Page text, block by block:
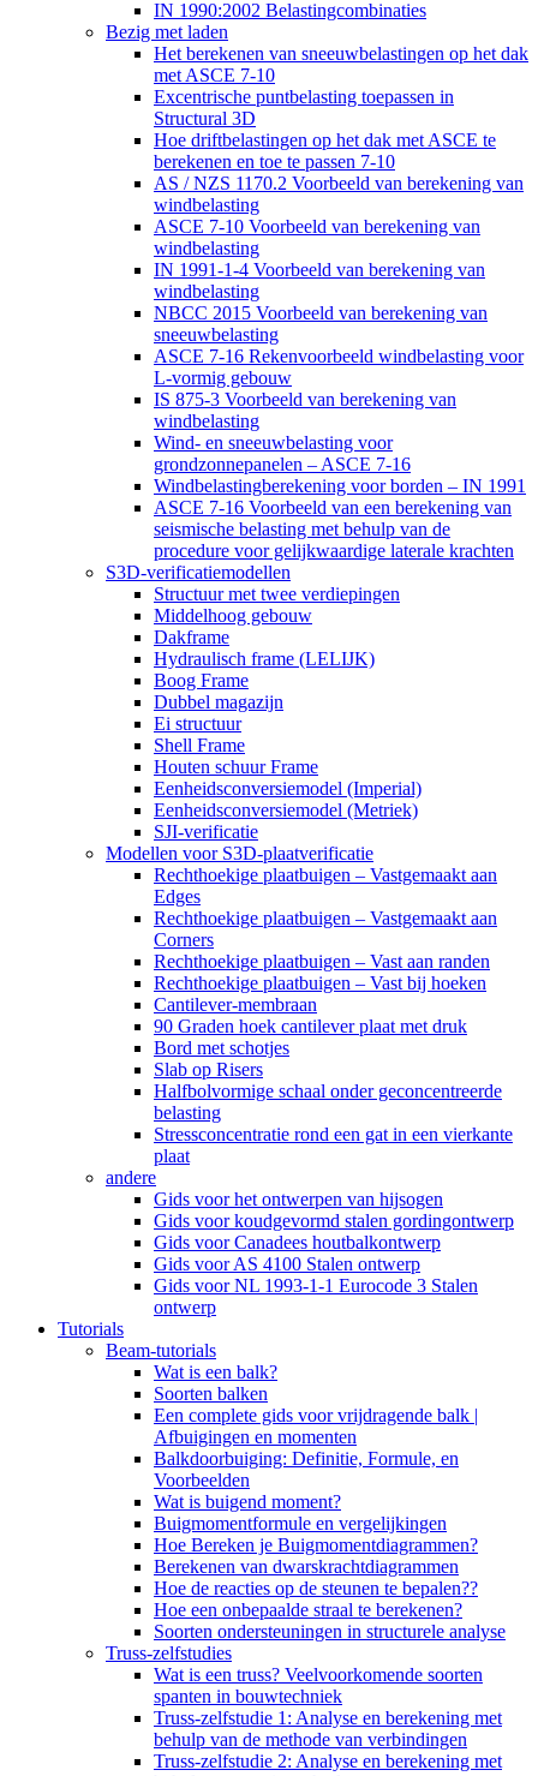
IN 1990:2002 Belastingcombinaties
Bezig met laden
Het berekenen van sneeuwbelastingen op het dak
met ASCE 7-10
Excentrische puntbelasting toepassen in
Structural 3D
Hoe driftbelastingen op het dak met ASCE te
berekenen en toe te passen 7-10
AS / NZS 1170.2 Voorbeeld van berekening van
windbelasting
ASCE 7-10 Voorbeeld van berekening van
windbelasting
IN 1991-1-4 Voorbeeld van berekening van
windbelasting
NBCC 2015 Voorbeeld van berekening van
sneeuwbelasting
ASCE 7-16 Rekenvoorbeeld windbelasting voor
L-vormig gebouw
IS 875-3 Voorbeeld van berekening van
windbelasting
Wind- en sneeuwbelasting voor
grondzonnepanelen – ASCE 7-16
Windbelastingberekening voor borden – IN 1991
ASCE 7-16 Voorbeeld van een berekening van
seismische belasting met behulp van de
procedure voor gelijkwaardige laterale krachten
S3D-verificatiemodellen
Structuur met twee verdiepingen
Middelhoog gebouw
Dakframe
Hydraulisch frame (LELIJK)
Boog Frame
Dubbel magazijn
Ei structuur
Shell Frame
Houten schuur Frame
Eenheidsconversiemodel (Imperial)
Eenheidsconversiemodel (Metriek)
SJI-verificatie
Modellen voor S3D-plaatverificatie
Rechthoekige plaatbuigen – Vastgemaakt aan
Edges
Rechthoekige plaatbuigen – Vastgemaakt aan
Corners
Rechthoekige plaatbuigen – Vast aan randen
Rechthoekige plaatbuigen – Vast bij hoeken
Cantilever-membraan
90 Graden hoek cantilever plaat met druk
Bord met schotjes
Slab op Risers
Halfbolvormige schaal onder geconcentreerde
belasting
Stressconcentratie rond een gat in een vierkante
plaat
andere
Gids voor het ontwerpen van hijsogen
Gids voor koudgevormd stalen gordingontwerp
Gids voor Canadees houtbalkontwerp
Gids voor AS 4100 Stalen ontwerp
Gids voor NL 1993-1-1 Eurocode 3 Stalen
ontwerp
Tutorials
Beam-tutorials
Wat is een balk?
Soorten balken
Een complete gids voor vrijdragende balk |
Afbuigingen en momenten
Balkdoorbuiging: Definitie, Formule, en
Voorbeelden
Wat is buigend moment?
Buigmomentformule en vergelijkingen
Hoe Bereken je Buigmomentdiagrammen?
Berekenen van dwarskrachtdiagrammen
Hoe de reacties op de steunen te bepalen??
Hoe een onbepaalde straal te berekenen?
Soorten ondersteuningen in structurele analyse
Truss-zelfstudies
Wat is een truss? Veelvoorkomende soorten
spanten in bouwtechniek
Truss-zelfstudie 1: Analyse en berekening met
behulp van de methode van verbindingen
Truss-zelfstudie 2: Analyse en berekening met